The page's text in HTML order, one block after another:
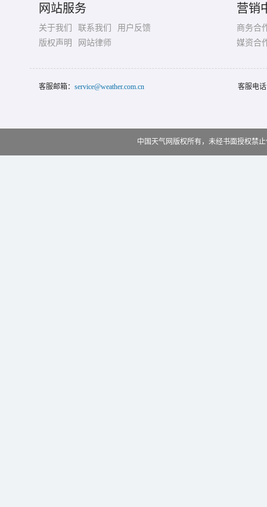
网站服务
关于我们 联系我们
用户反馈
版权声明
网站律师
营销
商务合
媒资合
客服邮箱： service@weather.com.cn 客服电
中国天气网版权所有，未经书面授权